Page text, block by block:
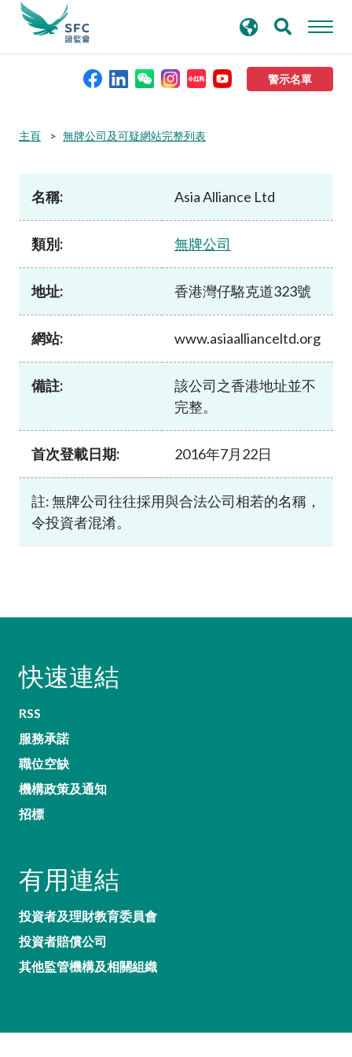
警示名單
本會簡介
規則及標準
資料庫
新聞稿及公布
加入本會
尋
主頁 無牌公司及可疑網站完整列表
名稱: Asia Alliance Ltd
類別: 無牌公司
地址: 香港灣仔駱克道323號
網站: www.asiaallianceltd.org
備註:
該公司之香港地址並不
完整。
首次登載日期: 2016年7月22日
註: 無牌公司往往採用與合法公司相若的名稱，
令投資者混淆。
快速連結
RSS
服務承諾
職位空缺
機構政策及通知
招標
有用連結
投資者及理財教育委員會
投資者賠償公司
其他監管機構及相關組織